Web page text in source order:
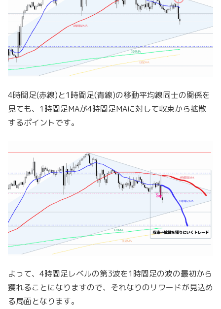
4時間足(赤線)と1時間足(青線)の移動平均線同士の関係を
見ても、1時間足MAが4時間足MAに対して収束から拡散
するポイントです。
よって、4時間足レベルの第3波を1時間足の波の最初から
獲れることになりますので、それなりのリワードが見込め
る局面となります。